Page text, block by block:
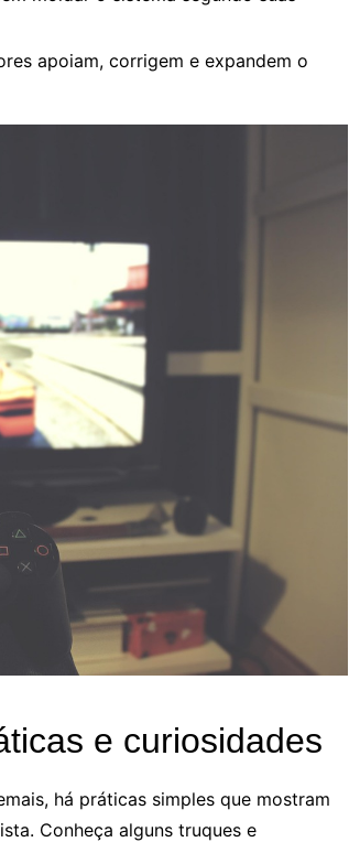
apoiam, corrigem e expandem o
e curiosidades
há práticas simples que mostram
Conheça alguns truques e